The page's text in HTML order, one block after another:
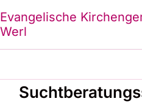
Evangelische
Werl